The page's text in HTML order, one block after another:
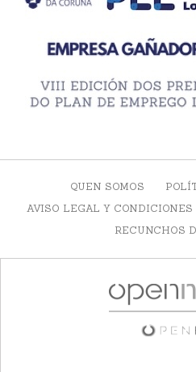
QUEN SOMOS
AVISO LEGAL Y CONDICIONES
RECUNCHOS